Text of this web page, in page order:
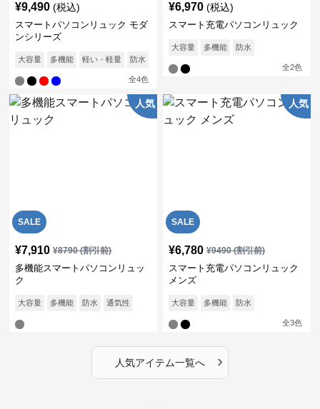
¥9,490 (税込)
スマートパソコンリュック モダ
ンシリーズ
大容量 多機能 軽い・軽量 防水
全4色
¥6,970 (税込)
スマート充電パソコンリュック
大容量 多機能 防水
全2色
SALE
人気
¥7,910 ¥8790(割引前)
多機能スマートパソコンリュッ
ク
大容量 多機能 防水 通気性
SALE
人気
¥6,780 ¥9490(割引前)
スマート充電パソコンリュック
メンズ
大容量 多機能 防水
全3色
人気アイテム一覧へ ›